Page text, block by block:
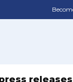
releases